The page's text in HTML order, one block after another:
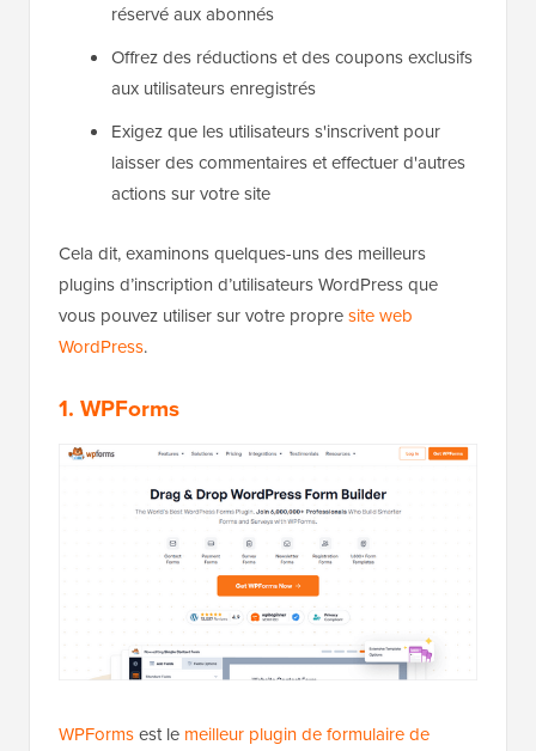
réservé aux abonnés
Offrez des réductions et des coupons exclusifs
aux utilisateurs enregistrés
Exigez que les utilisateurs s'inscrivent pour
laisser des commentaires et effectuer d'autres
actions sur votre site
Cela dit, examinons quelques-uns des meilleurs
plugins d’inscription d’utilisateurs WordPress que
vous pouvez utiliser sur votre propresite web
WordPress.
1. WPForms
WPFormsest le meilleur plugin de formulaire de